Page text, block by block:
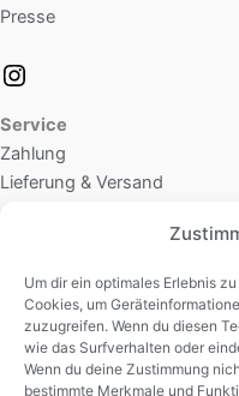
Um dir ein optimales Erlebnis
Cookies, um
zuzugreifen. Wenn du diesen
wie das Surfverhalten oder
Wenn du deine Zustimmung
bestimmte Merkmale und
Presse
Service
Zahlung
Lieferung & Versand
Datenschutz
Cookie-Richtlinie (EU)
AGB
Widerrufsbelehrung